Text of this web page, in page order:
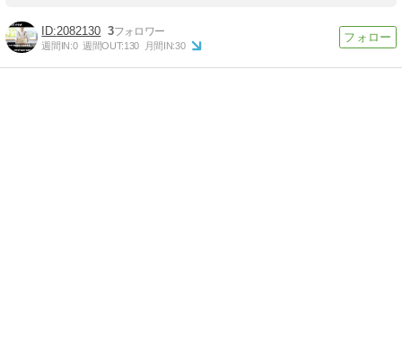
2082130 3
週間IN:0 週間OUT:130 月間IN:30